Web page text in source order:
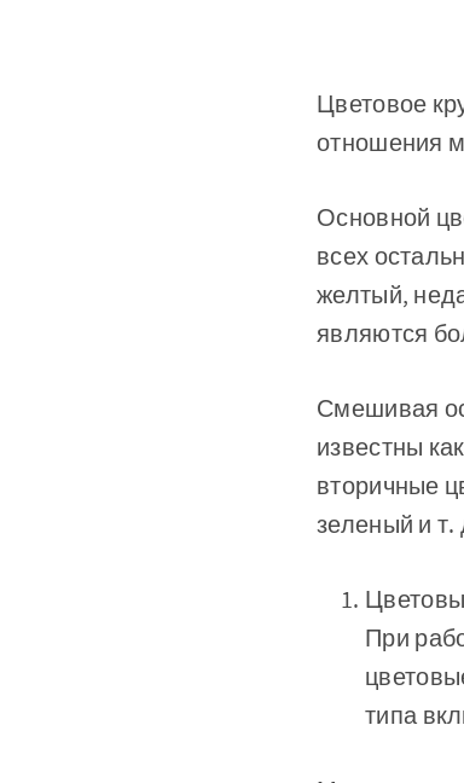
Цветовое
отношения
Основной
всех
желтый,
являются
Смешивая
известны
вторичные
зеленый и т.
При
типа